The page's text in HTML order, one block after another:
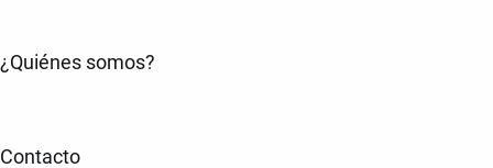
¿Quiénes somos?
Contacto